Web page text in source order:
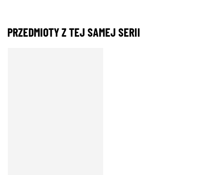
PRZEDMIOTY Z TEJ SAMEJ SERII